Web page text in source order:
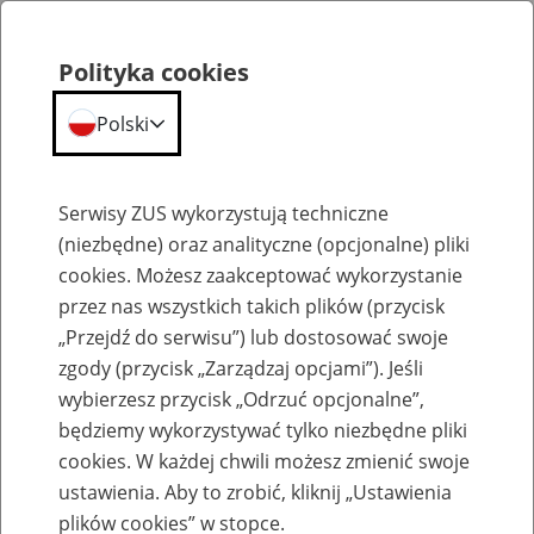
Biogramy
Biogram J. Dziekan Kraków 2019
Polityka cookies
Polski
Serwisy ZUS wykorzystują techniczne
(niezbędne) oraz analityczne (opcjonalne) pliki
cookies. Możesz zaakceptować wykorzystanie
przez nas wszystkich takich plików (przycisk
„Przejdź do serwisu”) lub dostosować swoje
zgody (przycisk „Zarządzaj opcjami”). Jeśli
wybierzesz przycisk „Odrzuć opcjonalne”,
będziemy wykorzystywać tylko niezbędne pliki
cookies. W każdej chwili możesz zmienić swoje
ustawienia. Aby to zrobić, kliknij „Ustawienia
plików cookies” w stopce.